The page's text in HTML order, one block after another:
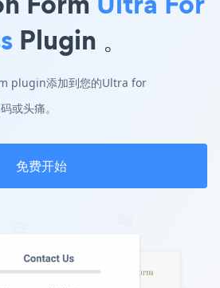
Plugin 。
plugin添加到您的Ultra for
或头痛。
免费开始